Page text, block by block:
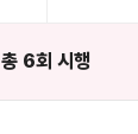
총 6회 시행